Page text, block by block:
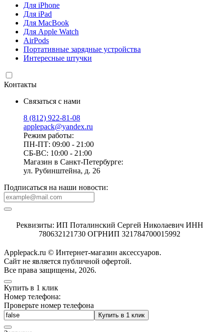
Для iPhone
Для iPad
Для MacBook
Для Apple Watch
AirPods
Портативные зарядные устройства
Интересные штучки
Контакты
Связаться с нами
8 (812) 922-81-08
applepack@yandex.ru
Режим работы:
ПН-ПТ: 09:00 - 21:00
СБ-ВС: 10:00 - 21:00
Магазин в Санкт-Петербурге:
ул. Рубинштейна, д. 26
Подписаться на наши новости:
Реквизиты: ИП Поталинский Сергей Николаевич ИНН
780632121730 ОГРНИП 321784700015992
Applepack.ru © Интернет-магазин аксессуаров.
Cайт не является публичной офертой.
Все права защищены, 2026.
Купить в 1 клик
Номер телефона:
Проверьте номер телефона
Купить в 1 клик